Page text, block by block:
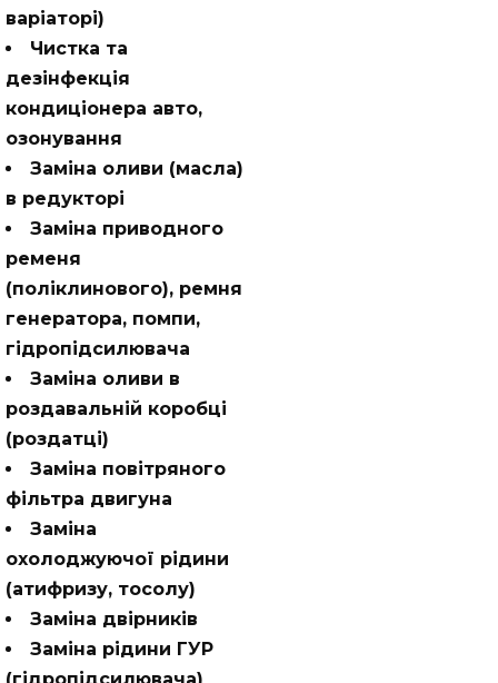
варіаторі)
Чистка та
дезінфекція
кондиціонера авто,
озонування
Заміна оливи (масла)
в редукторі
Заміна приводного
ременя
(поліклинового), ремня
генератора, помпи,
гідропідсилювача
Заміна оливи в
роздавальній коробці
(роздатці)
Заміна повітряного
фільтра двигуна
Заміна
охолоджуючої рідини
(атифризу, тосолу)
Заміна двірників
Заміна рідини ГУР
(гідропідсилювача)